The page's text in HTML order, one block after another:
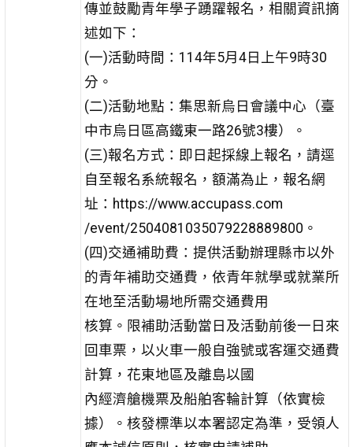
傳並鼓勵青年學子踴躍報名，相關資訊摘
述如下：
(一)活動時間：114年5月4日上午9時30
分。
(二)活動地點：集思新烏日會議中心（臺
中市烏日區高鐵東一路26號3樓）。
(三)報名方式：即日起採線上報名，請逕
自至報名系統報名，額滿為止，報名網
址：https://www.accupass.com
/event/2504081035079228889800。
(四)交通補助費：提供活動辦理縣市以外
的青年補助交通費，依青年就學或就業所
在地至活動場地所需交通費用
核算。限補助活動當日及活動前後一日來
回車票，以火車一般自強號或客運交通費
計算，花東地區及離島以國
內經濟艙機票及船舶客輪計算（依實檢
據）。核發標準以本署認定為準，受領人